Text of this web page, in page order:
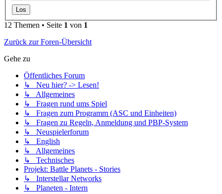
12 Themen • Seite 1 von 1
Zurück zur Foren-Übersicht
Gehe zu
Öffentliches Forum
↳ Neu hier? -> Lesen!
↳ Allgemeines
↳ Fragen rund ums Spiel
↳ Fragen zum Programm (ASC und Einheiten)
↳ Fragen zu Regeln, Anmeldung und PBP-System
↳ Neuspielerforum
↳ English
↳ Allgemeines
↳ Technisches
Projekt: Battle Planets - Stories
↳ Interstellar Networks
↳ Planeten - Intern